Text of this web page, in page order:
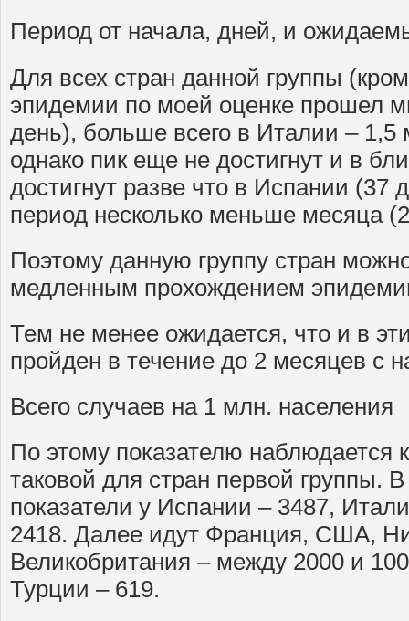
Период от начала, дней, и
Для всех стран данной группы
эпидемии по моей оценке прошел
день), больше всего в Италии – 1,5
однако пик еще не достигнут и в
достигнут разве что в Испании (37
период несколько меньше месяца
Поэтому данную группу стран
медленным прохождением
Тем не менее ожидается, что и в
пройден в течение до 2 месяцев с
Всего случаев на 1 млн. населения
По этому показателю наблюдается
таковой для стран первой группы.
показатели у Испании – 3487,
2418. Далее идут Франция, США,
Великобритания – между 2000 и
Турции – 619.